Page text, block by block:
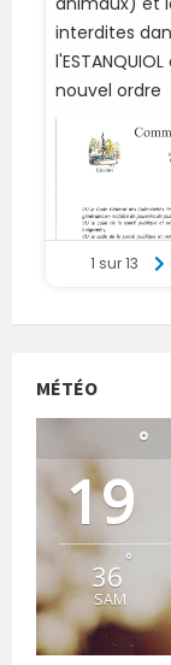
MÉTÉO
19
°
36 °
SAM